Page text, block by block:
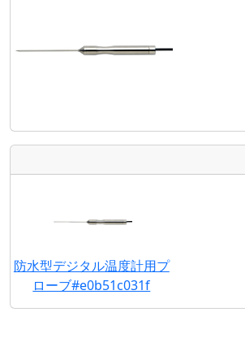
防水型デジタル温度計用プ
ローブ#e0b51c031f